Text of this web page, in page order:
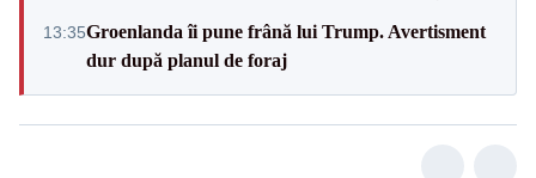
13:35Groenlanda îi pune frână lui Trump. Avertisment
dur după planul de foraj